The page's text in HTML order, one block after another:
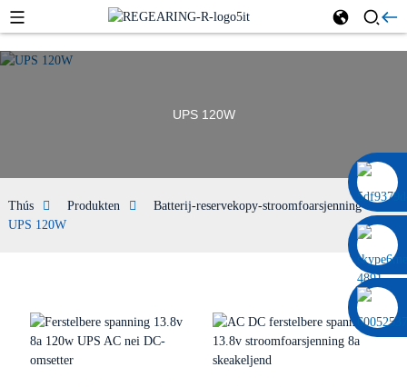
0086 13322920697
UPS 120W
Thús Produkten
Batterij-reservekopy-stroomfoarsjenning
UPS 120W